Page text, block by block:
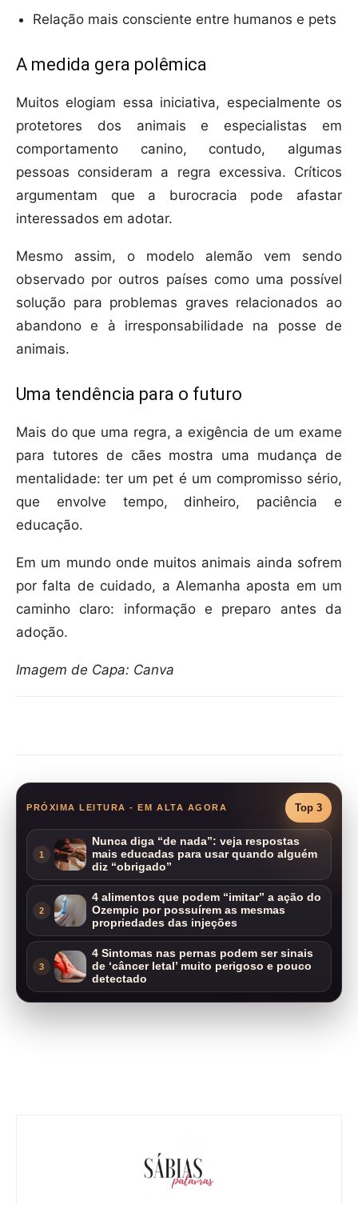
Relação mais consciente entre humanos e pets
A medida gera polêmica
Muitos elogiam essa iniciativa, especialmente os
protetores dos animais e especialistas em
comportamento canino, contudo, algumas
pessoas consideram a regra excessiva. Críticos
argumentam que a burocracia pode afastar
interessados em adotar.
Mesmo assim, o modelo alemão vem sendo
observado por outros países como uma possível
solução para problemas graves relacionados ao
abandono e à irresponsabilidade na posse de
animais.
Uma tendência para o futuro
Mais do que uma regra, a exigência de um exame
para tutores de cães mostra uma mudança de
mentalidade: ter um pet é um compromisso sério,
que envolve tempo, dinheiro, paciência e
educação.
Em um mundo onde muitos animais ainda sofrem
por falta de cuidado, a Alemanha aposta em um
caminho claro: informação e preparo antes da
adoção.
Imagem de Capa: Canva
PRÓXIMA LEITURA - EM ALTA AGORA Top 3
1
Nunca diga “de nada”: veja respostas
mais educadas para usar quando alguém
diz “obrigado”
2
4 alimentos que podem “imitar” a ação do
Ozempic por possuírem as mesmas
propriedades das injeções
3
4 Sintomas nas pernas podem ser sinais
de ‘câncer letal’ muito perigoso e pouco
detectado